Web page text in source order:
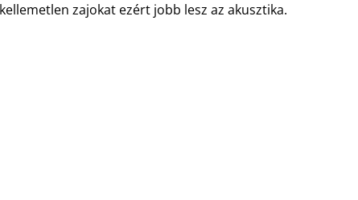
zajokat ezért jobb lesz az akusztika.